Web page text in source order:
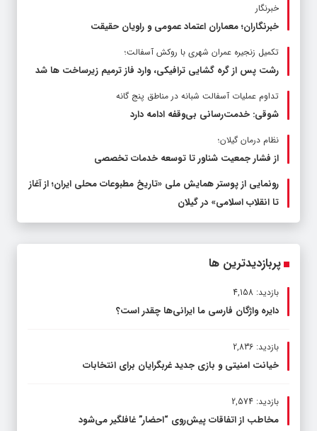
خبرنگار
خبرنگاران؛ معماران اعتماد عمومی و راویان حقیقت
تکمیل زنجیره عمران شهری با روکش آسفالت؛
رشت پس از گره گشایی ترافیکی، وارد فاز ترمیم زیرساخت ها شد
تداوم عملیات آسفالت‌ شبانه در مناطق پنج گانه
شوقی: خدمت‌رسانی بی‌وقفه ادامه دارد
نظام درمان گیلان؛
از فشار جمعیت شناور تا توسعه خدمات تخصصی
رونمایی از پوستر همایش ملی «تاریخ مطبوعات محلی ایران؛ از آغاز
تا انقلاب اسلامی» در گیلان
پربازدیدترین ها
بازدید: 4,158
دایره واژگان فارسی ما ایرانی‌ها چقدر است؟
بازدید: 2,836
خیانت امنیتی و بازی جدید غربگرایان برای انتخابات
بازدید: 2,574
مخاطب از اتفاقات پیش‌روی “احضار” غافلگیر می‌شود